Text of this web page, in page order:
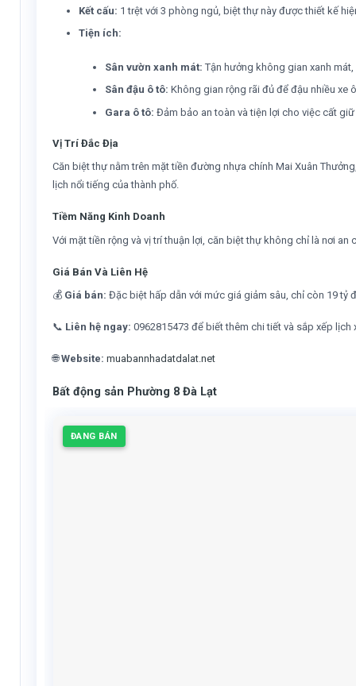
Kết cấu: 1 trệt với 3 phòng ngủ, biệt thự này được thiết kế
Tiện ích:
Sân vườn xanh mát: Tận hưởng không gian xanh
Sân đậu ô tô: Không gian rộng rãi đủ để đậu nhiều xe
Gara ô tô: Đảm bảo an toàn và tiện lợi cho việc cất
Vị Trí Đắc Địa
Căn biệt thự nằm trên mặt tiền đường nhựa chính Mai Xuân
lịch nổi tiếng của thành phố.
Tiềm Năng Kinh Doanh
Với mặt tiền rộng và vị trí thuận lợi, căn biệt thự không chỉ là nơi
Giá Bán Và Liên Hệ
💰 Giá bán: Đặc biệt hấp dẫn với mức giá giảm sâu, chỉ còn 19 tỷ
📞 Liên hệ ngay: 0962815473 để biết thêm chi tiết và sắp xếp
🌐Website: muabannhadatdalat.net
Bất động sản Phường 8 Đà Lạt
ĐANG BÁN